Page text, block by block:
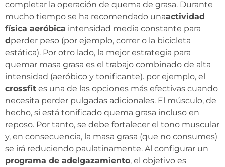
completar la operación de quema de grasa. Durante
mucho tiempo se ha recomendado unaactividad
física aeróbica intensidad media constante para
dperder peso (por ejemplo, correr o la bicicleta
estática). Por otro lado, la mejor estrategia para
quemar masa grasa es el trabajo combinado de alta
intensidad (aeróbico y tonificante). por ejemplo, el
crossfit es una de las opciones más efectivas cuando
necesita perder pulgadas adicionales. El músculo, de
hecho, si está tonificado quema grasa incluso en
reposo. Por tanto, se debe fortalecer el tono muscular
y, en consecuencia, la masa grasa (que no consumes)
se irá reduciendo paulatinamente. Al configurar un
programa de adelgazamiento, el objetivo es